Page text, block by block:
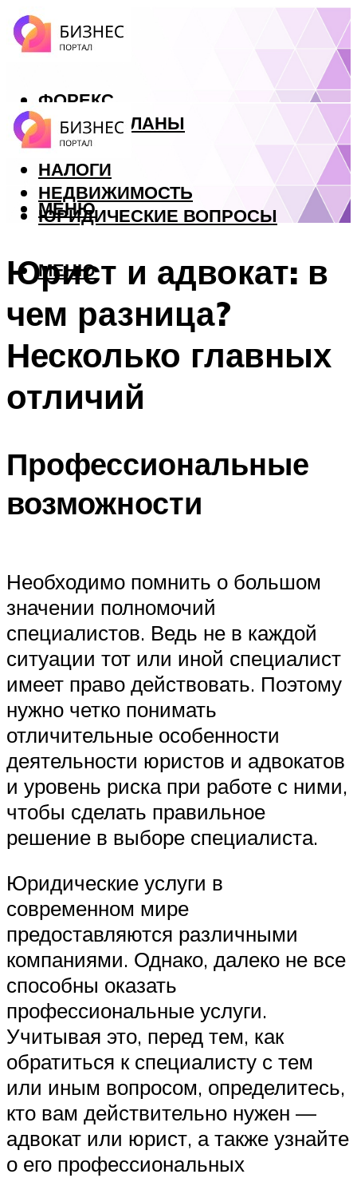
ФОРЕКС
БИЗНЕС ПЛАНЫ
КРЕДИТЫ
НАЛОГИ
НЕДВИЖИМОСТЬ
ЮРИДИЧЕСКИЕ ВОПРОСЫ
МЕНЮ
МЕНЮ
Юрист и адвокат: в
чем разница?
Несколько главных
отличий
Профессиональные
возможности
Необходимо помнить о большом
значении полномочий
специалистов. Ведь не в каждой
ситуации тот или иной специалист
имеет право действовать. Поэтому
нужно четко понимать
отличительные особенности
деятельности юристов и адвокатов
и уровень риска при работе с ними,
чтобы сделать правильное
решение в выборе специалиста.
Юридические услуги в
современном мире
предоставляются различными
компаниями. Однако, далеко не все
способны оказать
профессиональные услуги.
Учитывая это, перед тем, как
обратиться к специалисту с тем
или иным вопросом, определитесь,
кто вам действительно нужен —
адвокат или юрист, а также узнайте
о его профессиональных